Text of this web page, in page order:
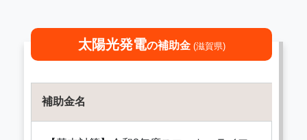
太陽光発電の補助金 (滋賀県)
補助金名